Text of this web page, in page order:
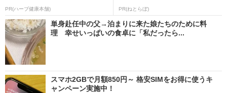
PR(ハーブ健康本舗) PR(ねとらぼ)
単身赴任中の父→泊まりに来た娘たちのために料
理 幸せいっぱいの食卓に「私だったら...
スマホ2GBで月額850円～ 格安SIMをお得に使うキ
ャンペーン実施中！